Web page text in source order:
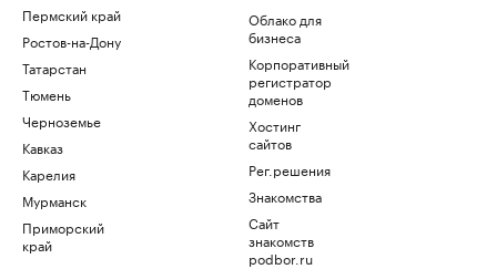
Пермский край
Ростов-на-Дону
Татарстан
Тюмень
Черноземье
Кавказ
Карелия
Мурманск
Приморский
край
Облако для
бизнеса
Корпоративный
регистратор
доменов
Хостинг
сайтов
Рег.решения
Знакомства
Сайт
знакомств
podbor.ru